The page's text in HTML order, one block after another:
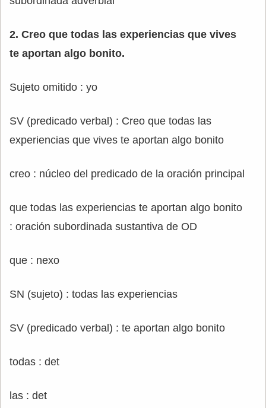
2. Creo que todas las experiencias que vives
te aportan algo bonito.
Sujeto omitido : yo
SV (predicado verbal) : Creo que todas las
experiencias que vives te aportan algo bonito
creo : núcleo del predicado de la oración principal
que todas las experiencias te aportan algo bonito
: oración subordinada sustantiva de OD
que : nexo
SN (sujeto) : todas las experiencias
SV (predicado verbal) : te aportan algo bonito
todas : det
las : det